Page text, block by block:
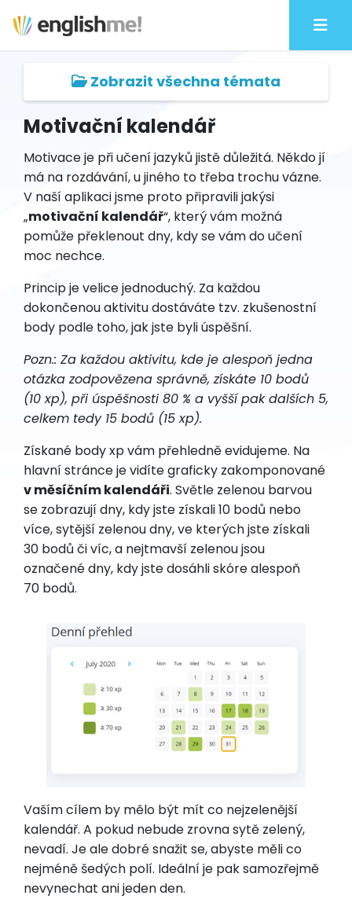
Zobrazit všechna témata
Motivační kalendář
Motivace je při učení jazyků jistě důležitá. Někdo jí
má na rozdávání, u jiného to třeba trochu vázne.
V naší aplikaci jsme proto připravili jakýsi
„motivační kalendář“, který vám možná
pomůže překlenout dny, kdy se vám do učení
moc nechce.
Princip je velice jednoduchý. Za každou
dokončenou aktivitu dostáváte tzv. zkušenostní
body podle toho, jak jste byli úspěšní.
Pozn.: Za každou aktivitu, kde je alespoň jedna
otázka zodpovězena správně, získáte 10 bodů
(10 xp), při úspěšnosti 80 % a vyšší pak dalších 5,
celkem tedy 15 bodů (15 xp).
Získané body xp vám přehledně evidujeme. Na
hlavní stránce je vidíte graficky zakomponované
v měsíčním kalendáři. Světle zelenou barvou
se zobrazují dny, kdy jste získali 10 bodů nebo
více, sytější zelenou dny, ve kterých jste získali
30 bodů či víc, a nejtmavší zelenou jsou
označené dny, kdy jste dosáhli skóre alespoň
70 bodů.
Vaším cílem by mělo být mít co nejzelenější
kalendář. A pokud nebude zrovna sytě zelený,
nevadí. Je ale dobré snažit se, abyste měli co
nejméně šedých polí. Ideální je pak samozřejmě
nevynechat ani jeden den.